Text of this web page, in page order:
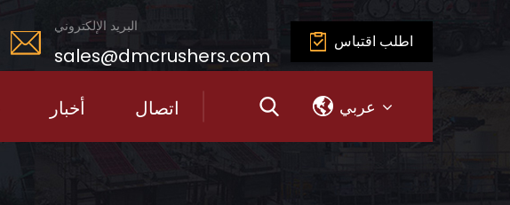
البريد الإلكتروني
sales@dmcrushers.com
اطلب اقتباس
أخبار اتصال